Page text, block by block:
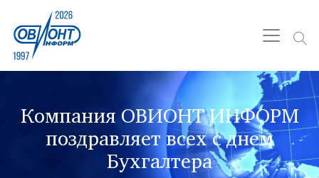
Компания ОВИОНТ ИНФОРМ
поздравляет всех с днем
Бухгалтера